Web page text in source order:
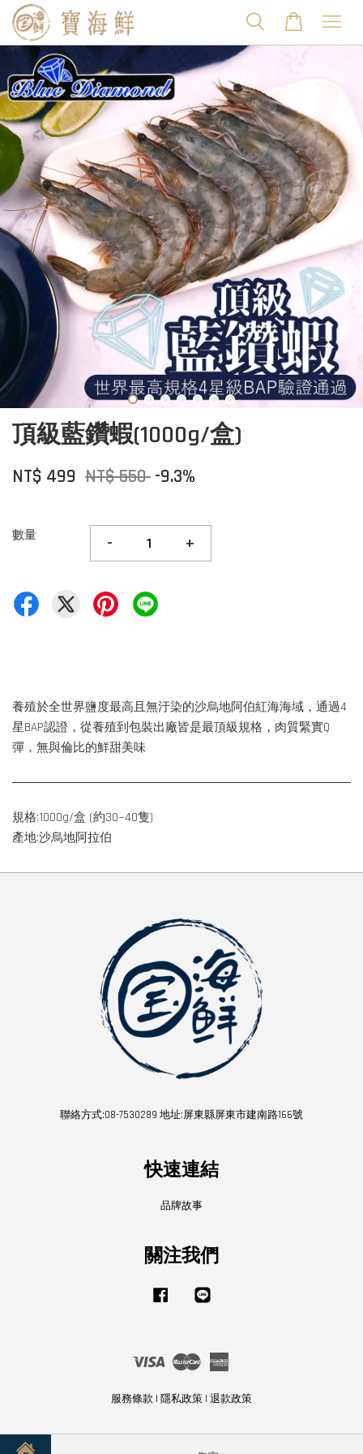
頂級藍鑽蝦(1000g/盒)
NT$ 499 NT$ 550 -9.3%
數量 - +
養殖於全世界鹽度最高且無汙染的沙烏地阿伯紅海海域，通過4
星BAP認證，從養殖到包裝出廠皆是最頂級規格，肉質緊實Q
彈，無與倫比的鮮甜美味
規格:1000g/盒 (約30~40隻)
產地:沙烏地阿拉伯
聯絡方式:08-7530289 地址:屏東縣屏東市建南路166號
快速連結
品牌故事
關注我們
Facebook
Visa Master
服務條款 | 隱私政策 | 退款政策